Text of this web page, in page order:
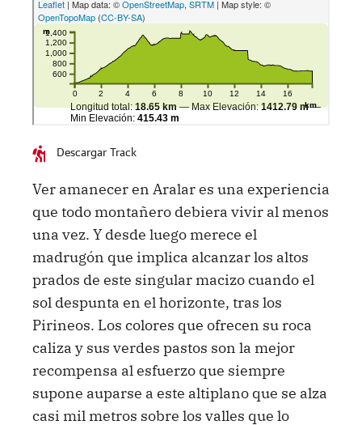
Descargar Track
Ver amanecer en Aralar es una experiencia
que todo montañero debiera vivir al menos
una vez. Y desde luego merece el
madrugón que implica alcanzar los altos
prados de este singular macizo cuando el
sol despunta en el horizonte, tras los
Pirineos. Los colores que ofrecen su roca
caliza y sus verdes pastos son la mejor
recompensa al esfuerzo que siempre
supone auparse a este altiplano que se alza
casi mil metros sobre los valles que lo